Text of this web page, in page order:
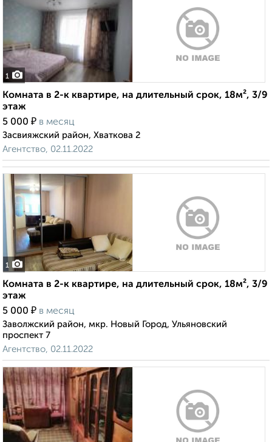
1
Комната в 2-к квартире, на длительный срок, 18м², 3/9
этаж
5 000 ₽ в месяц
Засвияжский район, Хваткова 2
Агентство, 02.11.2022
1
Комната в 2-к квартире, на длительный срок, 18м², 3/9
этаж
5 000 ₽ в месяц
Заволжский район, мкр. Новый Город, Ульяновский
проспект 7
Агентство, 02.11.2022